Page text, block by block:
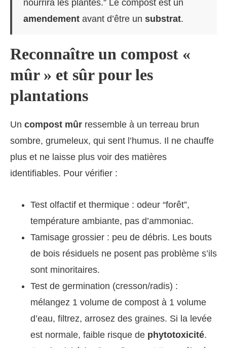
nourrira les plantes.” Le compost est un
amendement avant d’être unsubstrat.
Reconnaître un compost «
mûr » et sûr pour les
plantations
Un compost mûr ressemble à un terreau brun
sombre, grumeleux, qui sent l’humus. Il ne chauffe
plus et ne laisse plus voir des matières
identifiables. Pour vérifier :
Test olfactif et thermique : odeur “forêt”,
température ambiante, pas d’ammoniac.
Tamisage grossier : peu de débris. Les bouts
de bois résiduels ne posent pas problème s’ils
sont minoritaires.
Test de germination (cresson/radis) :
mélangez 1 volume de compost à 1 volume
d’eau, filtrez, arrosez des graines. Si la levée
est normale, faible risque de phytotoxicité.